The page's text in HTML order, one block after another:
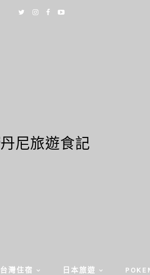
台灣住宿 日本旅遊